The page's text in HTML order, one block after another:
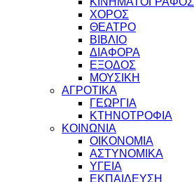
ΧΟΡΟΣ
ΘΕΑΤΡΟ
ΒΙΒΛΙΟ
ΔΙΑΦΟΡΑ
ΕΞΟΔΟΣ
ΜΟΥΣΙΚΗ
ΑΓΡΟΤΙΚΑ
ΓΕΩΡΓΙΑ
ΚΤΗΝΟΤΡΟΦΙΑ
ΚΟΙΝΩΝΙΑ
ΟΙΚΟΝΟΜΙΑ
ΑΣΤΥΝΟΜΙΚΑ
ΥΓΕΙΑ
ΕΚΠΑΙΔΕΥΣΗ